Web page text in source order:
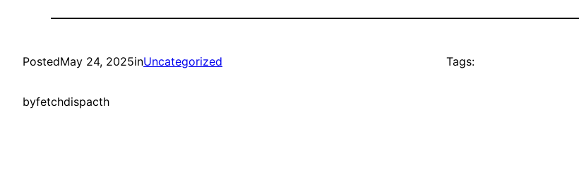
PostedMay 24, 2025inUncategorized
byfetchdispacth
Tags: